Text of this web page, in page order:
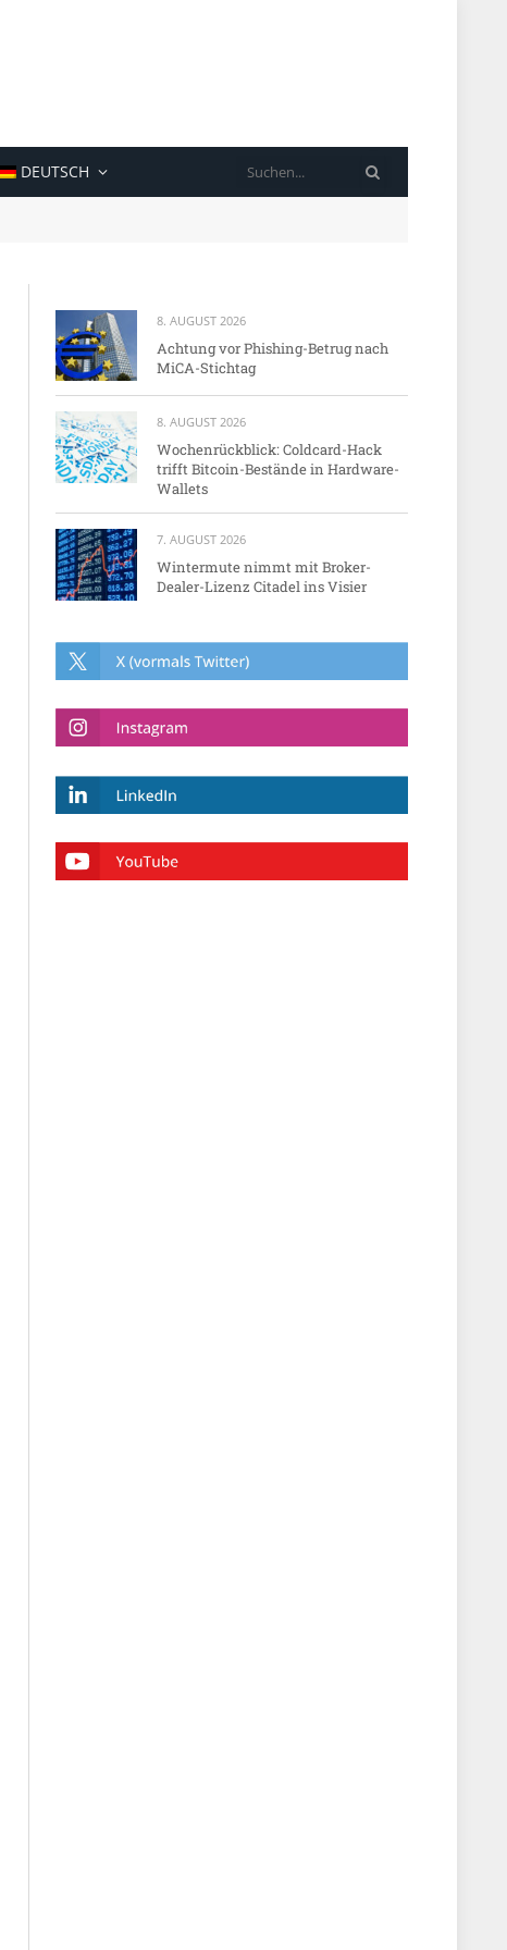
DEUTSCH
8. AUGUST 2026
Achtung vor Phishing-Betrug nach
MiCA-Stichtag
8. AUGUST 2026
Wochenrückblick: Coldcard-Hack
trifft Bitcoin-Bestände in Hardware-
Wallets
7. AUGUST 2026
Wintermute nimmt mit Broker-
Dealer-Lizenz Citadel ins Visier